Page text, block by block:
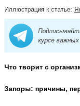
Иллюстрация к статье:
курсе
Что творит с
Запоры: причины,